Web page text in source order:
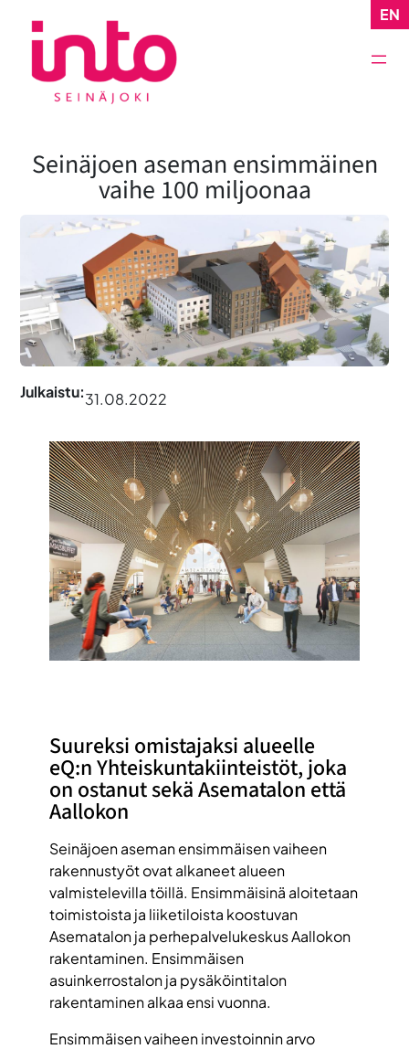
sisältöön
EN
Seinäjoen aseman ensimmäinen
vaihe 100 miljoonaa
Julkaistu:31.08.2022
Suureksi omistajaksi alueelle
eQ:n Yhteiskuntakiinteistöt, joka
on ostanut sekä Asematalon että
Aallokon
Seinäjoen aseman ensimmäisen vaiheen
rakennustyöt ovat alkaneet alueen
valmistelevilla töillä. Ensimmäisinä aloitetaan
toimistoista ja liiketiloista koostuvan
Asematalon ja perhepalvelukeskus Aallokon
rakentaminen. Ensimmäisen
asuinkerrostalon ja pysäköintitalon
rakentaminen alkaa ensi vuonna.
Ensimmäisen vaiheen investoinnin arvo